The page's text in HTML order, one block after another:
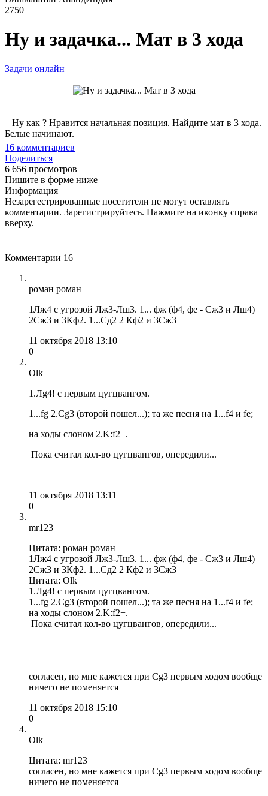
2750
Ну и задачка... Мат в 3 хода
Задачи онлайн
Ну как ? Нравится начальная позиция. Найдите мат в 3 хода.
Белые начинают.
16 комментариев
Поделиться
6 656 просмотров
Пишите в форме ниже
Информация
Незарегестрированные посетители не могут оставлять
комментарии. Зарегистрируйтесь. Нажмите на иконку справа
вверху.
Комментарии 16
роман роман
1Лж4 с угрозой Лж3-Лш3. 1... фж (ф4, фе - Сж3 и Лш4)
2Сж3 и 3Кф2. 1...Сд2 2 Кф2 и 3Сж3
11 октября 2018 13:10
0
Olk
1.Лg4! c первым цугцвангом.
1...fg 2.Cg3 (второй пошел...); та же песня на 1...f4 и fe;
на ходы слоном 2.K:f2+.
Пока считал кол-во цугцвангов, опередили...
11 октября 2018 13:11
0
mr123
Цитата: роман роман
1Лж4 с угрозой Лж3-Лш3. 1... фж (ф4, фе - Сж3 и Лш4)
2Сж3 и 3Кф2. 1...Сд2 2 Кф2 и 3Сж3
Цитата: Olk
1.Лg4! c первым цугцвангом.
1...fg 2.Cg3 (второй пошел...); та же песня на 1...f4 и fe;
на ходы слоном 2.K:f2+.
Пока считал кол-во цугцвангов, опередили...
согласен, но мне кажется при Сg3 первым ходом вообще
ничего не поменяется
11 октября 2018 15:10
0
Olk
Цитата: mr123
согласен, но мне кажется при Сg3 первым ходом вообще
ничего не поменяется